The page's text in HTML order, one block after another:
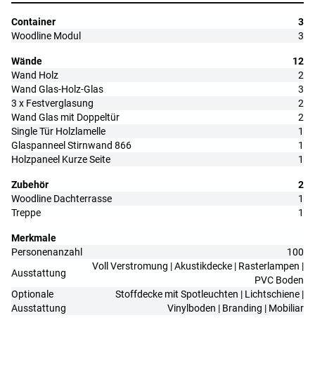
Container
3
Woodline Modul
3
Wände
12
Wand Holz
2
Wand Glas-Holz-Glas
3
3 x Festverglasung
2
Wand Glas mit Doppeltür
2
Single Tür Holzlamelle
1
Glaspanneel Stirnwand 866
1
Holzpaneel Kurze Seite
1
Zubehör
2
Woodline Dachterrasse
1
Treppe
1
Merkmale
Personenanzahl
100
Ausstattung
Voll Verstromung | Akustikdecke | Rasterlampen |
PVC Boden
Optionale
Ausstattung
Stoffdecke mit Spotleuchten | Lichtschiene |
Vinylboden | Branding | Mobiliar